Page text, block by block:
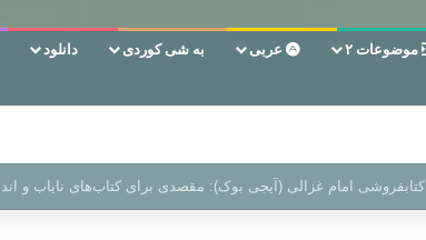
موضوعات ۲ عربی به شی کوردی دانلود
سر دفتر فساد در زمین‌، دوری وکناره‌گیری از راه خداست‌!